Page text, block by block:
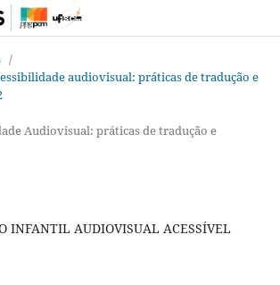
/
audiovisual: práticas de tradução e
Audiovisual: práticas de tradução e
INFANTIL AUDIOVISUAL ACESSÍVEL